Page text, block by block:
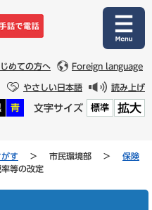
めての方へ Foreign language
やさしい日本語 読み上げ
青 文字サイズ 標準 拡大
す > 市民環境部 >
保険
等の改定